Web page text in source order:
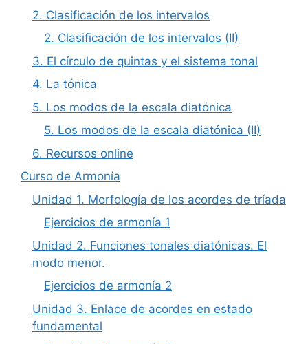
2. Clasificación de los intervalos
2. Clasificación de los intervalos (II)
3. El círculo de quintas y el sistema tonal
4. La tónica
5. Los modos de la escala diatónica
5. Los modos de la escala diatónica (II)
6. Recursos online
Curso de Armonía
Unidad 1. Morfología de los acordes de tríada
Ejercicios de armonía 1
Unidad 2. Funciones tonales diatónicas. El
modo menor.
Ejercicios de armonía 2
Unidad 3. Enlace de acordes en estado
fundamental